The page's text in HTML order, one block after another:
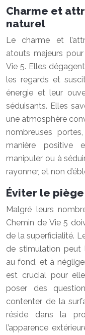
Charme et
naturel
Le charme et
atouts majeurs
Vie 5. Elles
les regards et
énergie et leur
séduisants. Elles
une atmosphère
nombreuses
manière positive
manipuler ou à
rayonner, et non
Éviter le
Malgré leurs
Chemin de Vie 5
de la superficialité.
de stimulation peut
au fond, et à
est crucial pour
poser des
contenter de la
réside dans la
l’apparence